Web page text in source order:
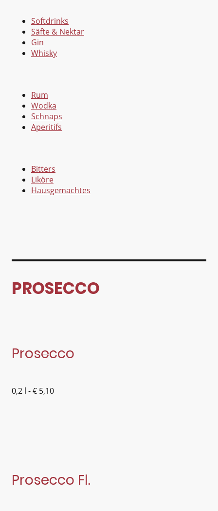
Softdrinks
Säfte & Nektar
Gin
Whisky
Rum
Wodka
Schnaps
Aperitifs
Bitters
Liköre
Hausgemachtes
PROSECCO
Prosecco
0,2 l - € 5,10
Prosecco Fl.